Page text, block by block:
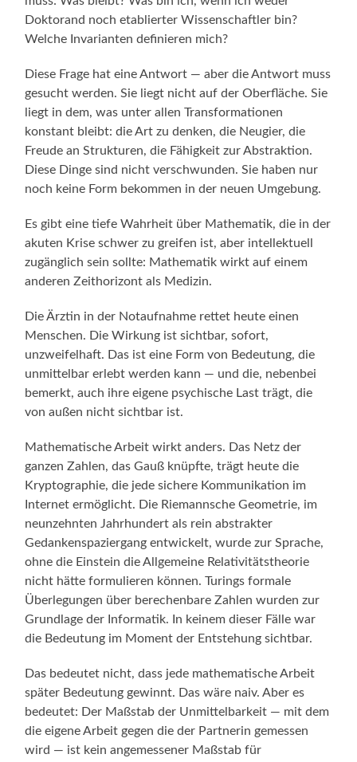
Doktorand noch etablierter Wissenschaftler bin?
Welche Invarianten definieren mich?
Diese Frage hat eine Antwort — aber die Antwort muss
gesucht werden. Sie liegt nicht auf der Oberfläche. Sie
liegt in dem, was unter allen Transformationen
konstant bleibt: die Art zu denken, die Neugier, die
Freude an Strukturen, die Fähigkeit zur Abstraktion.
Diese Dinge sind nicht verschwunden. Sie haben nur
noch keine Form bekommen in der neuen Umgebung.
Es gibt eine tiefe Wahrheit über Mathematik, die in der
akuten Krise schwer zu greifen ist, aber intellektuell
zugänglich sein sollte: Mathematik wirkt auf einem
anderen Zeithorizont als Medizin.
Die Ärztin in der Notaufnahme rettet heute einen
Menschen. Die Wirkung ist sichtbar, sofort,
unzweifelhaft. Das ist eine Form von Bedeutung, die
unmittelbar erlebt werden kann — und die, nebenbei
bemerkt, auch ihre eigene psychische Last trägt, die
von außen nicht sichtbar ist.
Mathematische Arbeit wirkt anders. Das Netz der
ganzen Zahlen, das Gauß knüpfte, trägt heute die
Kryptographie, die jede sichere Kommunikation im
Internet ermöglicht. Die Riemannsche Geometrie, im
neunzehnten Jahrhundert als rein abstrakter
Gedankenspaziergang entwickelt, wurde zur Sprache,
ohne die Einstein die Allgemeine Relativitätstheorie
nicht hätte formulieren können. Turings formale
Überlegungen über berechenbare Zahlen wurden zur
Grundlage der Informatik. In keinem dieser Fälle war
die Bedeutung im Moment der Entstehung sichtbar.
Das bedeutet nicht, dass jede mathematische Arbeit
später Bedeutung gewinnt. Das wäre naiv. Aber es
bedeutet: Der Maßstab der Unmittelbarkeit — mit dem
die eigene Arbeit gegen die der Partnerin gemessen
wird — ist kein angemessener Maßstab für